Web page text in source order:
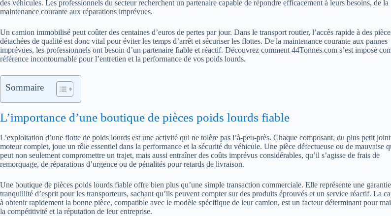
des véhicules. Les professionnels du secteur recherchent un partenaire capable de répondre efficacement à leurs besoins, de la
maintenance courante aux réparations imprévues.
Un camion immobilisé peut coûter des centaines d’euros de pertes par jour. Dans le transport routier, l’accès rapide à des
détachées de qualité est donc vital pour éviter les temps d’arrêt et sécuriser les flottes. De la maintenance courante aux pannes
imprévues, les professionnels ont besoin d’un partenaire fiable et réactif. Découvrez comment 44Tonnes.com s’est imposé
référence incontournable pour l’entretien et la performance de vos poids lourds.
Sommaire
L’importance d’une boutique de pièces poids lourds fiable
L’exploitation d’une flotte de poids lourds est une activité qui ne tolère pas l’à-peu-près. Chaque composant, du plus petit
moteur complet, joue un rôle essentiel dans la performance et la sécurité du véhicule. Une pièce défectueuse ou de mauvaise
peut non seulement compromettre un trajet, mais aussi entraîner des coûts imprévus considérables, qu’il s’agisse de frais de
remorquage, de réparations d’urgence ou de pénalités pour retards de livraison.
Une boutique de pièces poids lourds fiable offre bien plus qu’une simple transaction commerciale. Elle représente une
tranquillité d’esprit pour les transporteurs, sachant qu’ils peuvent compter sur des produits éprouvés et un service réactif. La
à obtenir rapidement la bonne pièce, compatible avec le modèle spécifique de leur camion, est un facteur déterminant pour
la compétitivité et la réputation de leur entreprise.